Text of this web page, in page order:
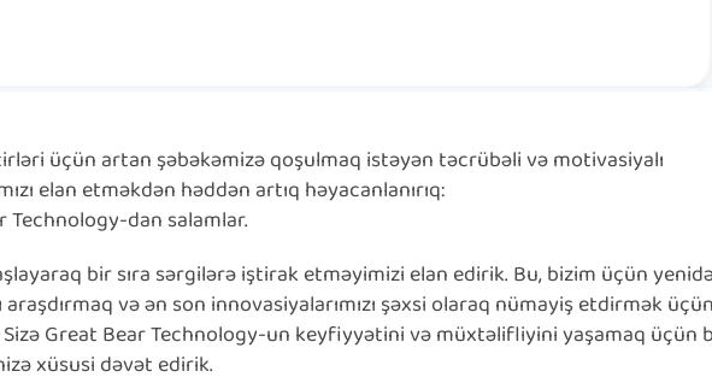
üçün artan şəbəkəmizə qoşulmaq istəyən təcrübəli və motivasiyalı
elan etməkdən həddən artıq həyacanlanırıq:
Technology-dan salamlar.
bir sıra sərgilərə iştirak etməyimizi elan edirik. Bu, bizim üçün
və ən son innovasiyalarımızı şəxsi olaraq nümayiş etdirmək üçün
Great Bear Technology-un keyfiyyətini və müxtəlifliyini yaşamaq üçün
xüsusi dəvət edirik.